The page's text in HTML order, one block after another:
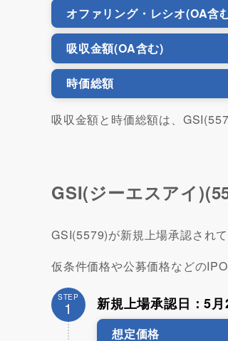
オファリング・レシオ(OA含
吸収金額(OA含む)
時価総額
吸収金額と時価総額は、
GSI(ジーエスアイ
GSI(5579)が新規上場承認され
仮条件価格や公募価格などの
STEP
1 新規上場承認日：5
想定価格